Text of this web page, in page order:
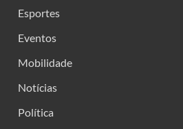
Esportes
Eventos
Mobilidade
Notícias
Política